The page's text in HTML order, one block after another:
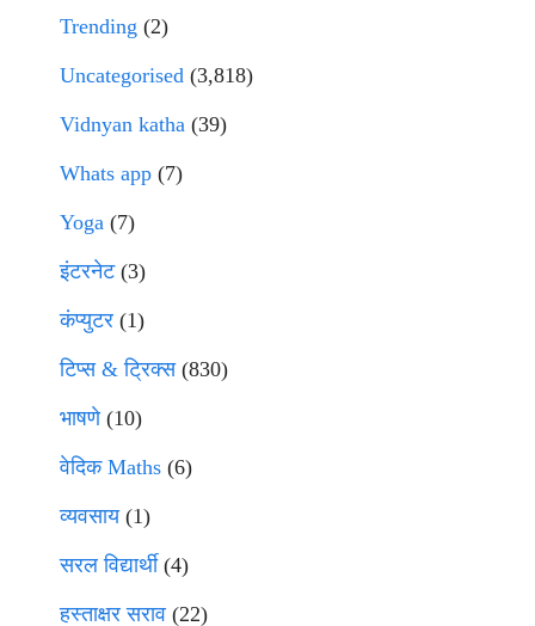
Trending (2)
Uncategorised (3,818)
Vidnyan katha (39)
Whats app (7)
Yoga (7)
इंटरनेट(3)
कंप्युटर (1)
टिप्स & ट्रिक्स(830)
भाषणे(10)
वेदिक Maths (6)
व्यवसाय(1)
सरल विद्यार्थी(4)
हस्ताक्षर सराव (22)